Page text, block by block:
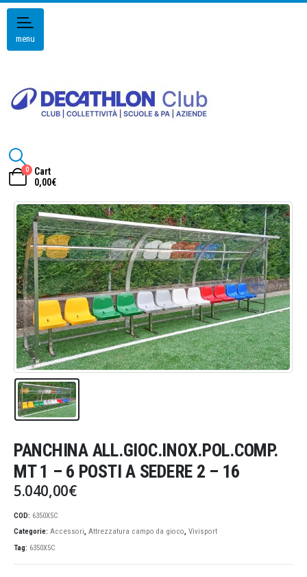
menu
0
Cart
0,00€
PANCHINA ALL.GIOC.INOX.POL.COMP.
MT 1 – 6 POSTI A SEDERE 2 – 16
5.040,00€
COD: 6350X5C
Categorie: Accessori, Attrezzatura campo da gioco, Vivisport
Tag: 6350X5C